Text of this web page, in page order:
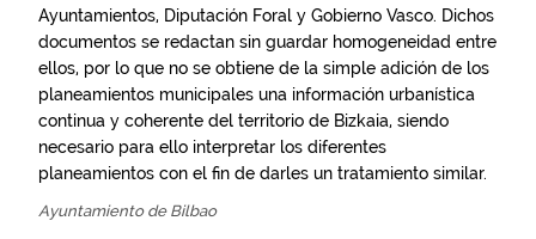
Ayuntamientos, Diputación Foral y Gobierno Vasco. Dichos
documentos se redactan sin guardar homogeneidad entre
ellos, por lo que no se obtiene de la simple adición de los
planeamientos municipales una información urbanística
continua y coherente del territorio de Bizkaia, siendo
necesario para ello interpretar los diferentes
planeamientos con el fin de darles un tratamiento similar.
Ayuntamiento de Bilbao